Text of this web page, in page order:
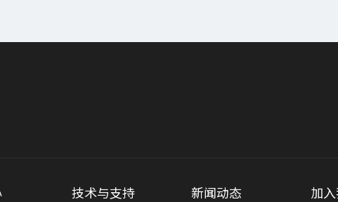
技术与支持 新闻动态 加